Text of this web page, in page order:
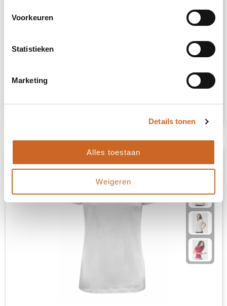
Voorkeuren
Statistieken
Marketing
Details tonen
Alles toestaan
Weigeren
€ 2,42 Bekijk